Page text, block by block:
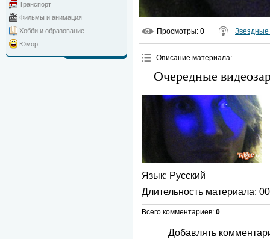
Транспорт
Фильмы и анимация
Хобби и образование
Юмор
Просмотры: 0 Звездные
Описание материала:
Очередные
Язык: Русский
Длительность материала:
Всего комментариев: 0
Добавлять